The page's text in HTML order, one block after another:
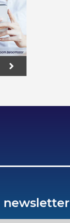
newsletter